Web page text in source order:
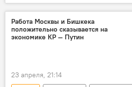
Владимир Путин
Садыр Жапаров
ШОС
визит
Работа Москвы и Бишкека
положительно сказывается на
экономике КР — Путин
23 апреля, 21:14